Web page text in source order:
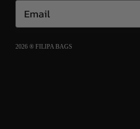
Email
2026 ® FILIPA BAGS